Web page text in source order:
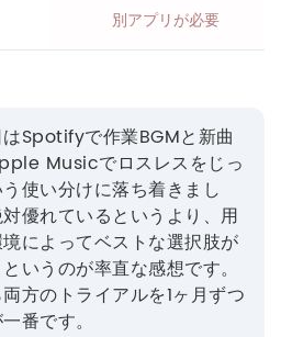
別アプリが必要
Spotifyで作業BGMと新曲
Musicでロスレスをじっ
使い分けに落ち着きまし
優れているというより、用
によってベストな選択肢が
いうのが率直な感想です。
方のトライアルを1ヶ月ずつ
番です。